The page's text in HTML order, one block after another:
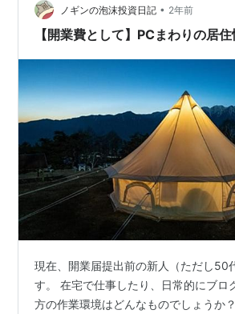
メントはテンポがロケット並みに速す
ません。 以前のブログ記事で「授業は
ノギンの泡沫投資日記 • 2年前
【開業費として】PCまわりの居
現在、開業届提出前の新人（ただし50
す。 在宅で仕事したり、日常的にブロ
方の作業環境はどんなものでしょうか